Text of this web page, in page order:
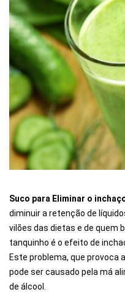
Suco para Eliminar o
diminuir a retenção de
vilões das dietas e de quem
tanquinho é o efeito de
Este problema, que provoca
pode ser causado pela má
de álcool.